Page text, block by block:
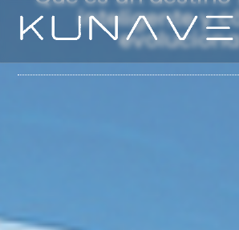
El Futuro de las Experiencias
inteligente y